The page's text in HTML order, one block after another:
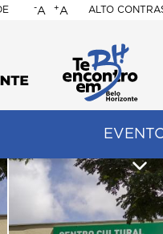
-A +A ALTO